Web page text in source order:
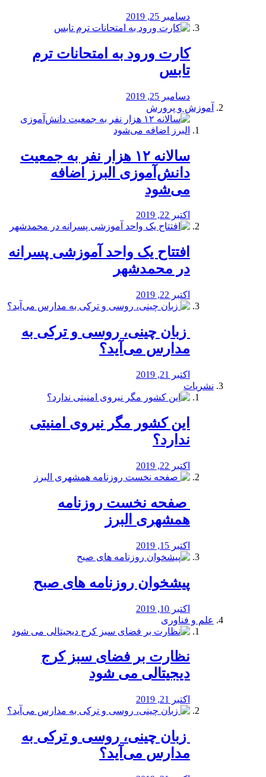
دسامبر 25, 2019
کارت ورود به امتحانات ترم
تابس
دسامبر 25, 2019
آموزش و پرورش
️سالانه ۱۲ هزار نفر به جمعیت
دانش‌آموزی البرز اضافه
می‌شود
اکتبر 22, 2019
افتتاح یک واحد آموزشی پسرانه
در محمدشهر
اکتبر 22, 2019
️ زبان چینی، روسی و ترکی به
مدارس می‌آید؟
اکتبر 21, 2019
نشریات
این کشور مگر نیروی امنیتی
ندارد؟
اکتبر 22, 2019
️ صفحه نخست روزنامه‌
همشهری البرز
اکتبر 15, 2019
پیشخوان روزنامه های صبح
اکتبر 10, 2019
علم و فناوری
نظارت بر فضای سبز کرج
دیجیتالی می شود
اکتبر 21, 2019
️ زبان چینی، روسی و ترکی به
مدارس می‌آید؟